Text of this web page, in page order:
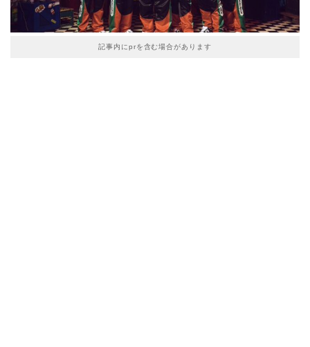
記事内にprを含む場合があります